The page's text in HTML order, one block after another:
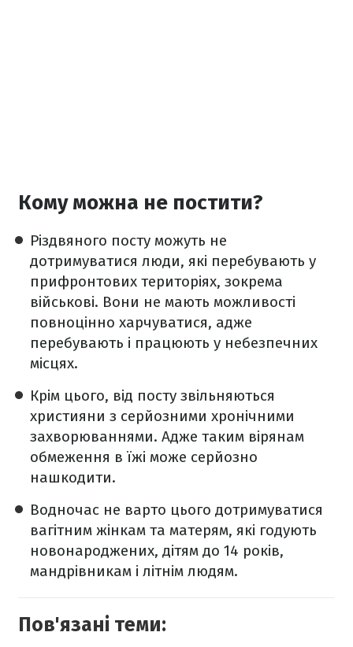
Кому можна не постити?
Різдвяного посту можуть не
дотримуватися люди, які перебувають у
прифронтових територіях, зокрема
військові. Вони не мають можливості
повноцінно харчуватися, адже
перебувають і працюють у небезпечних
місцях.
Крім цього, від посту звільняються
християни з серйозними хронічними
захворюваннями. Адже таким вірянам
обмеження в їжі може серйозно
нашкодити.
Водночас не варто цього дотримуватися
вагітним жінкам та матерям, які годують
новонароджених, дітям до 14 років,
мандрівникам і літнім людям.
Пов'язані теми: